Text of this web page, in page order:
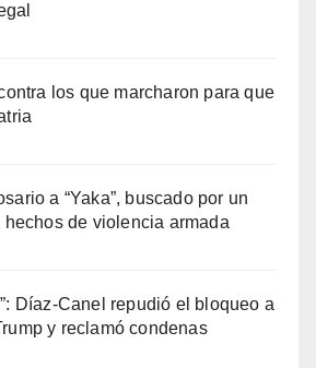
los que marcharon para que
a “Yaka”, buscado por un
hechos de violencia armada
Díaz-Canel repudió el bloqueo a
y reclamó condenas